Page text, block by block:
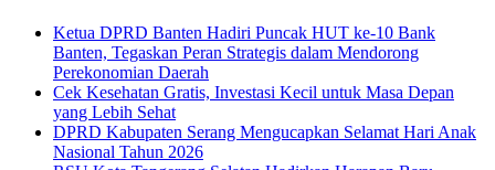
Ketua DPRD Banten Hadiri Puncak HUT ke-10 Bank
Banten, Tegaskan Peran Strategis dalam Mendorong
Perekonomian Daerah
Cek Kesehatan Gratis, Investasi Kecil untuk Masa Depan
yang Lebih Sehat
DPRD Kabupaten Serang Mengucapkan Selamat Hari Anak
Nasional Tahun 2026